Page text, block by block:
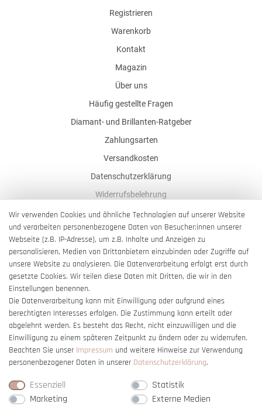
Registrieren
Warenkorb
Kontakt
Magazin
Über uns
Häufig gestellte Fragen
Diamant- und Brillanten-Ratgeber
Zahlungsarten
Versandkosten
Datenschutzerklärung
Widerrufsbelehrung
AGB
Impressum
Barrierefreiheitserklärung
Vertrag widerrufen
Wir verwenden Cookies und ähnliche Technologien auf unserer Website
und verarbeiten personenbezogene Daten von Besucher:innen unserer
Webseite (z.B. IP-Adresse), um z.B. Inhalte und Anzeigen zu
personalisieren, Medien von Drittanbietern einzubinden oder Zugriffe auf
unsere Website zu analysieren. Die Datenverarbeitung erfolgt erst durch
gesetzte Cookies. Wir teilen diese Daten mit Dritten, die wir in den
Einstellungen benennen.
Die Datenverarbeitung kann mit Einwilligung oder aufgrund eines
berechtigten Interesses erfolgen. Die Zustimmung kann erteilt oder
abgelehnt werden. Es besteht das Recht, nicht einzuwilligen und die
Einwilligung zu einem späteren Zeitpunkt zu ändern oder zu widerrufen.
Beachten Sie unser Impressum und weitere Hinweise zur Verwendung
personenbezogener Daten in unserer Daten­schutz­erklärung.
Essenziell
Statistik
Marketing
Externe Medien